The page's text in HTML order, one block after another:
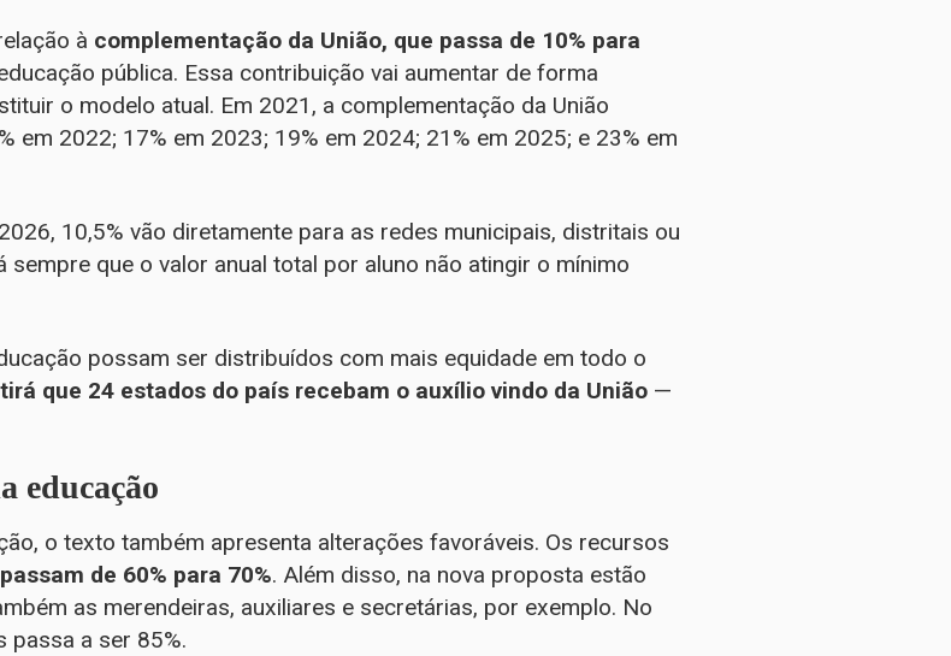
à complementação da União, que passa de 10% para
pública. Essa contribuição vai aumentar de forma
o modelo atual. Em 2021, a complementação da União
em 2022; 17% em 2023; 19% em 2024; 21% em 2025; e 23% em
10,5% vão diretamente para as redes municipais, distritais ou
que o valor anual total por aluno não atingir o mínimo
possam ser distribuídos com mais equidade em todo o
que 24 estados do país recebam o auxílio vindo da União —
educação
o texto também apresenta alterações favoráveis. Os recursos
de 60% para 70%. Além disso, na nova proposta estão
as merendeiras, auxiliares e secretárias, por exemplo. No
passa a ser 85%.